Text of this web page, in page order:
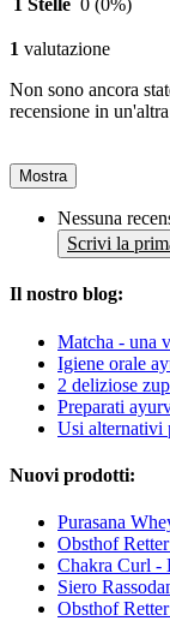
1 Stelle 0 (0%)
1 valutazione
Non sono ancora
recensione in
Mostra
Nessuna
Scrivi la
Il nostro blog:
Matcha - una
Igiene orale
2 deliziose
Preparati
Usi alternativi
Nuovi prodotti:
Purasana
Obsthof
Chakra Curl -
Siero
Obsthof